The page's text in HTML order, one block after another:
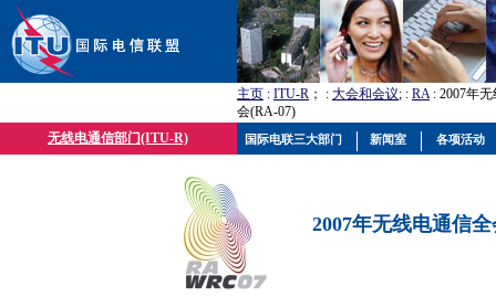
主页 : ITU-R ； : 大会和会议; : RA: 2007年
会(RA-07)
无线电通信部门(ITU-R)
2007年无线电通信
国际电联三大部门 新闻室 各项活动